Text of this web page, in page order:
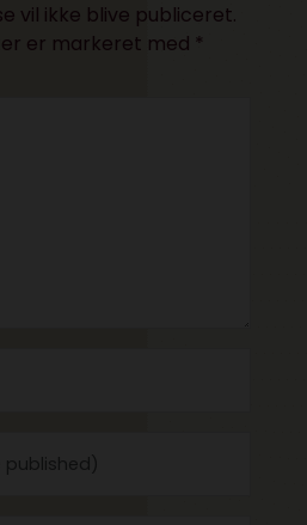
vil ikke blive publiceret.
er markeret med *